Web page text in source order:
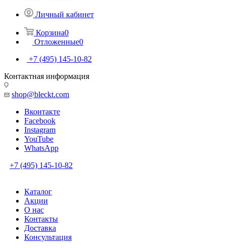
Личный кабинет
Корзина0
Отложенные0
+7 (495) 145-10-82
Контактная информация
shop@bleckt.com
Вконтакте
Facebook
Instagram
YouTube
WhatsApp
+7 (495) 145-10-82
Каталог
Акции
О нас
Контакты
Доставка
Консультация